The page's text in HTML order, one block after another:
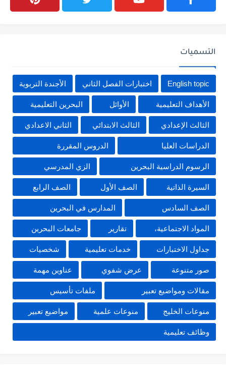
التسميات
English topic اختبارات الفصل الثاني الأجندة التربوية
الأهداف التعليمية الأوائل البحرين التعليمية
الثالث الإعدادي الثالث الابتدائي الثاني الاعدادي
الدراسات العليا الدروس المقررة
الرسوم الدراسية البحرين الزي المدرسي
السيرة الذاتية الصف الأول الصف الرابع
الصف السادس المدارس في البحرين
المواد الاجتماعية، تقارير جامعات البحرين
جداول الاختبارات خدمات تعليمية شخصيات
صور متنوعة عرض شفوي عناوين مهمة
مقالات ومواضيع تعبير ملفات تأسيس
منوعات الخليج منوعات علمية مواضيع تعبير
وظائف تعليمية